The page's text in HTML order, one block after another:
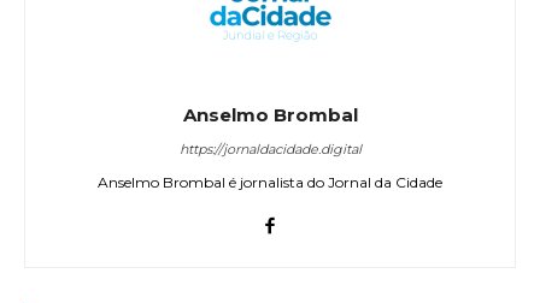
Anselmo Brombal
https://jornaldacidade.digital
Anselmo Brombal é jornalista do Jornal da Cidade